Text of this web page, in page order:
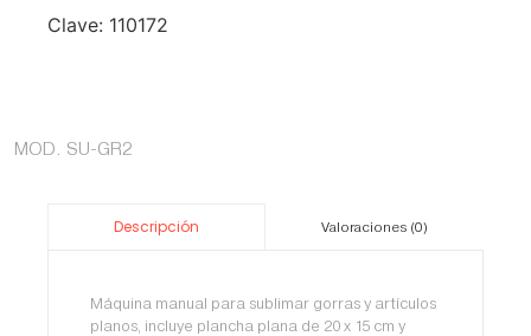
Clave: 110172
MOD. SU-GR2
Descripción Valoraciones (0)
Máquina manual para sublimar gorras y artículos
planos, incluye plancha plana de 20 x 15 cm y